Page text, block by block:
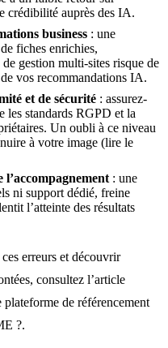
crédibilité auprès des IA.
business : une
fiches enrichies,
gestion multi-sites risque de
vos recommandations IA.
et de sécurité : assurez-
les standards RGPD et la
Un oubli à ce niveau
à votre image (lire le
l’accompagnement : une
ni support dédié, freine
l’atteinte des résultats
erreurs et découvrir
consultez l’article
de référencement
?.